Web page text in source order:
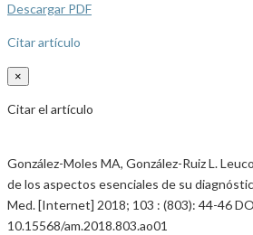
Descargar PDF
Citar artículo
×
Citar el artículo
González-Moles MA, González-Ruiz L.
de los aspectos esenciales de su
Med. [Internet] 2018; 103 : (803): 44-46
10.15568/am.2018.803.ao01